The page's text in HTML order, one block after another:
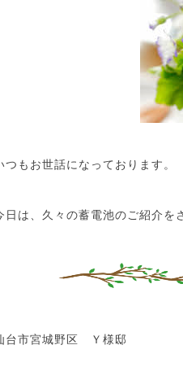
つもお世話になっております。
日は、久々の蓄電池のご紹介を
台市宮城野区 Ｙ様邸